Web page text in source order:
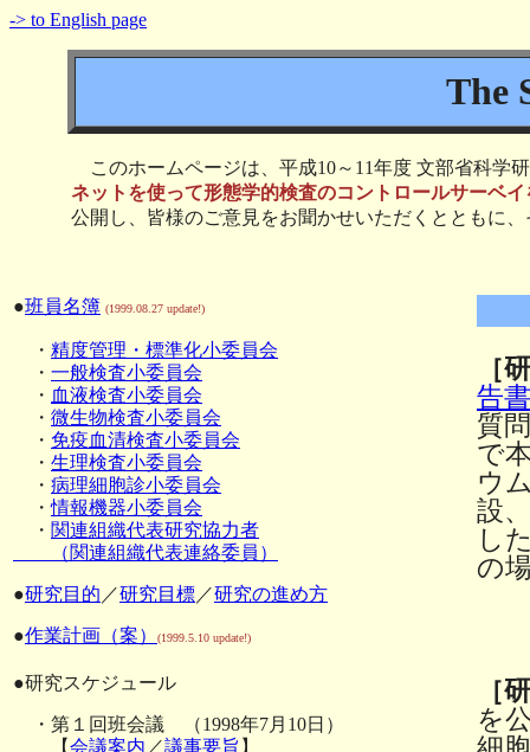
-> to English page
The
このホームページは、平成10～11年度 文部省科学
ネットを使って形態学的検査のコントロールサーベ
公開し、皆様のご意見をお聞かせいただくとともに
●班員名簿 (1999.08.27 update!)
・ 精度管理・標準化小委員会
・ 一般検査小委員会
・ 血液検査小委員会
・ 微生物検査小委員会
・ 免疫血清検査小委員会
・ 生理検査小委員会
・ 病理細胞診小委員会
・情報機器小委員会
・ 関連組織代表研究協力者
（関連組織代表連絡委員）
●研究目的 ／研究目標 ／研究の進め方
●作業計画（案） (1999.5.10 update!)
●研究スケジュール
・第１回班会議 （1998年7月10日）
【会議案内 ／議事要旨 】
［
告
質
で
ウ
設
し
の
［
を